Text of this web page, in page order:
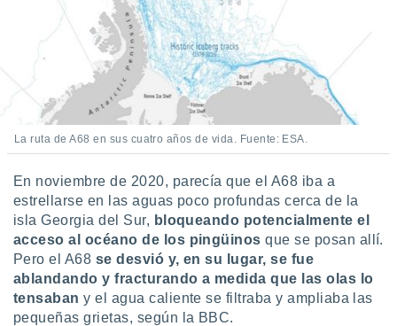
La ruta de A68 en sus cuatro años de vida. Fuente: ESA.
En noviembre de 2020, parecía que el A68 iba a
estrellarse en las aguas poco profundas cerca de la
isla Georgia del Sur, bloqueando potencialmente el
acceso al océano de los pingüinos que se posan allí.
Pero el A68 se desvió y, en su lugar, se fue
ablandando y fracturando a medida que las olas lo
tensaban y el agua caliente se filtraba y ampliaba las
pequeñas grietas, según la BBC.